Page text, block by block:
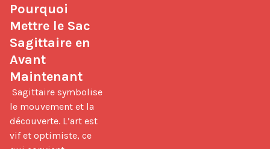
Pourquoi
Mettre le Sac
Sagittaire en
Avant
Maintenant
le mouvement et la
découverte. L’art est
vif et optimiste, ce